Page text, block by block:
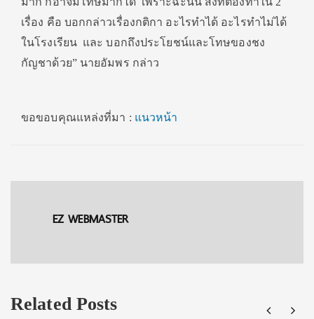
เรื่อง คือ บอกกล่าวเรื่องกติกา อะไรทำได้ อะไรทำไม่ได้
ในโรงเรียน และ บอกถึงประโยชน์และโทษของชง
กัญชาด้วย” นายอัมพร กล่าว
ขอขอบคุณแหล่งที่มา : แนวหน้า
EZ WEBMASTER
Related Posts